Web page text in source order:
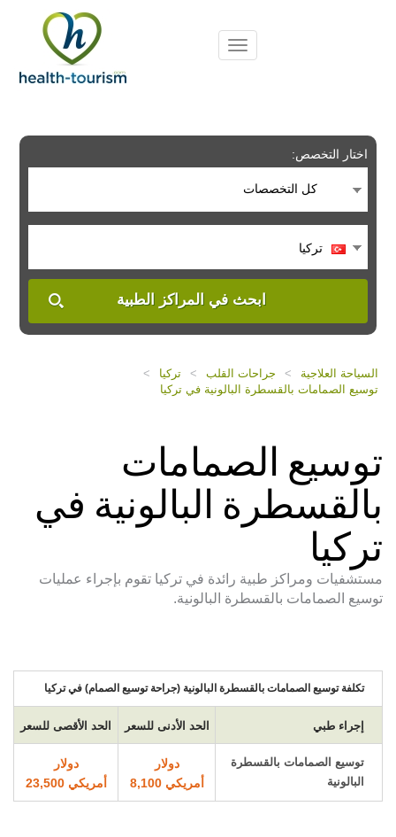
includes
system.
اختار التخصص:
كل التخصصات
تركيا
ابحث في المراكز الطبية
السياحة العلاجية > جراحات القلب > تركيا
>
توسيع الصمامات بالقسطرة البالونية في تركيا
توسيع الصمامات
بالقسطرة البالونية في
تركيا
مستشفيات ومراكز طبية رائدة في تركيا تقوم بإجراء عمليات
توسيع الصمامات بالقسطرة البالونية.
تكلفة توسيع الصمامات بالقسطرة البالونية (جراحة توسيع الصمام) في تركيا
إجراء طبي الحد الأدنى للسعر الحد الأقصى للسعر
توسيع الصمامات بالقسطرة
البالونية
دولار
أمريكي 8,100
دولار
أمريكي 23,500